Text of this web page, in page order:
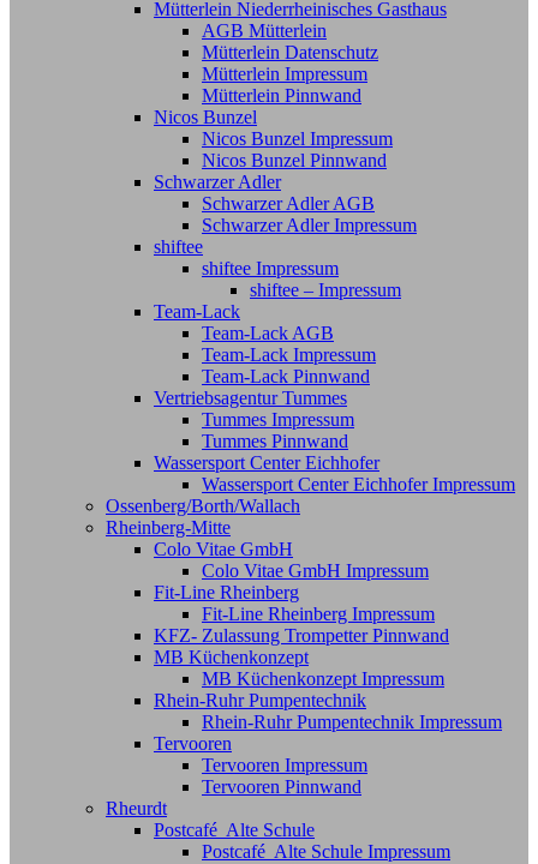
Mütterlein Niederrheinisches Gasthaus
AGB Mütterlein
Mütterlein Datenschutz
Mütterlein Impressum
Mütterlein Pinnwand
Nicos Bunzel
Nicos Bunzel Impressum
Nicos Bunzel Pinnwand
Schwarzer Adler
Schwarzer Adler AGB
Schwarzer Adler Impressum
shiftee
shiftee Impressum
shiftee – Impressum
Team-Lack
Team-Lack AGB
Team-Lack Impressum
Team-Lack Pinnwand
Vertriebsagentur Tummes
Tummes Impressum
Tummes Pinnwand
Wassersport Center Eichhofer
Wassersport Center Eichhofer Impressum
Ossenberg/Borth/Wallach
Rheinberg-Mitte
Colo Vitae GmbH
Colo Vitae GmbH Impressum
Fit-Line Rheinberg
Fit-Line Rheinberg Impressum
KFZ- Zulassung Trompetter Pinnwand
MB Küchenkonzept
MB Küchenkonzept Impressum
Rhein-Ruhr Pumpentechnik
Rhein-Ruhr Pumpentechnik Impressum
Tervooren
Tervooren Impressum
Tervooren Pinnwand
Rheurdt
Postcafé Alte Schule
Postcafé Alte Schule Impressum